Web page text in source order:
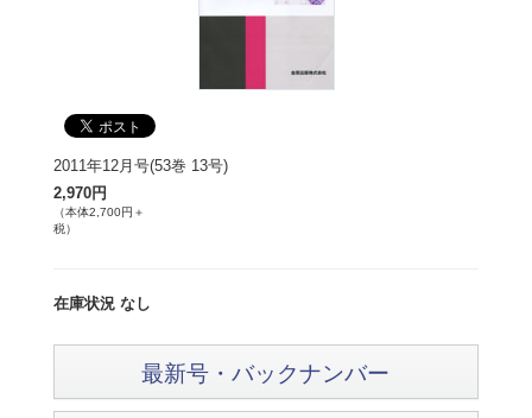
2011年12月号(53巻 13号)
2,970円
（本体2,700円＋
税）
在庫状況 なし
最新号・バックナンバー